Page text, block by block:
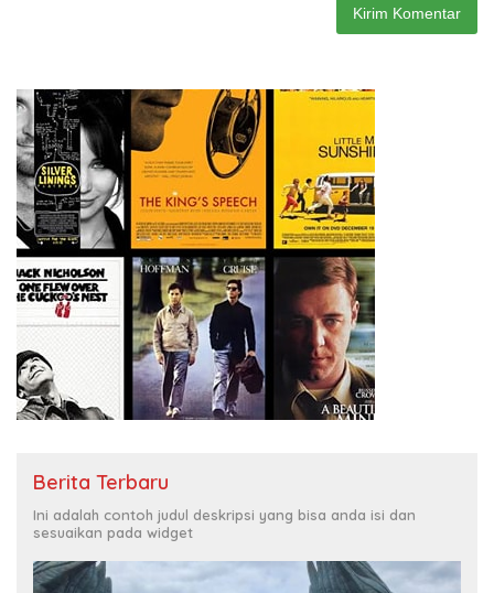
Berita Terbaru
Ini adalah contoh judul deskripsi yang bisa anda isi dan
sesuaikan pada widget